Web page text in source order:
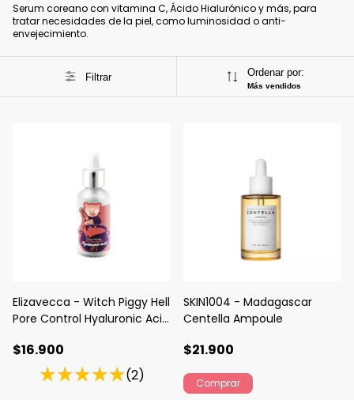
Serum coreano con vitamina C, Ácido Hialurónico y más, para
tratar necesidades de la piel, como luminosidad o anti-
envejecimiento.
Filtrar Ordenar por:
Más vendidos
Elizavecca - Witch Piggy Hell
Pore Control Hyaluronic Acid
$16.900
(2)
SKIN1004 - Madagascar
Centella Ampoule
$21.900